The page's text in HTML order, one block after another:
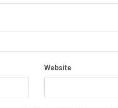
Website